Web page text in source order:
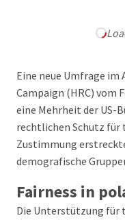
Eine neue Umfrage im
Campaign (HRC) vom
eine Mehrheit der US-
rechtlichen Schutz für
Zustimmung
demografische
Fairness in
Die Unterstützung für